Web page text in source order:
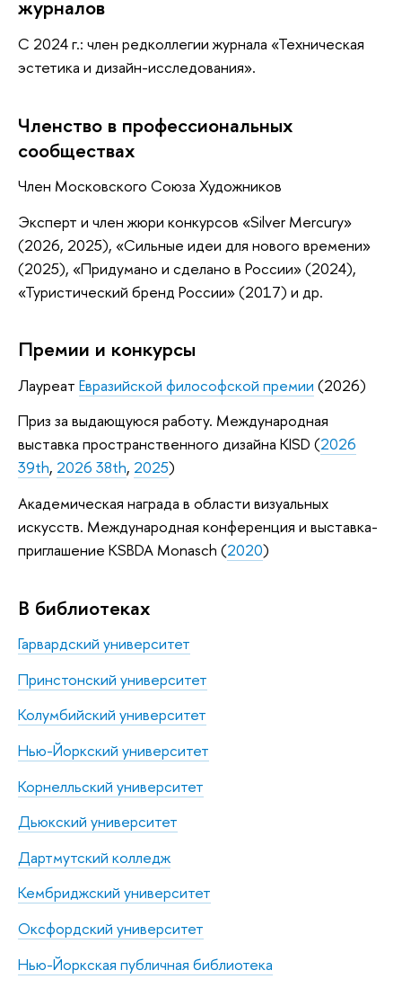
журналов
С 2024 г.: член редколлегии журнала «Техническая
эстетика и дизайн-исследования».
Членство в профессиональных
сообществах
Член Московского Союза Художников
Эксперт и член жюри конкурсов «Silver Mercury»
(2026, 2025), «Сильные идеи для нового времени»
(2025), «Придумано и сделано в России» (2024),
«Туристический бренд России» (2017) и др.
Премии и конкурсы
Лауреат Евразийской философской премии (2026)
Приз за выдающуюся работу. Международная
выставка пространственного дизайна KISD (2026
39th, 2026 38th, 2025)
Академическая награда в области визуальных
искусств. Международная конференция и выставка-
приглашение KSBDA Monasch (2020)
В библиотеках
Гарвардский университет
Принстонский университет
Колумбийский университет
Нью-Йоркский университет
Корнелльский университет
Дьюкский университет
Дартмутский колледж
Кембриджский университет
Оксфордский университет
Нью-Йоркская публичная библиотека